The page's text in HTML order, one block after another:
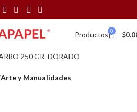
Productos 0 $
Arte y Manualidades